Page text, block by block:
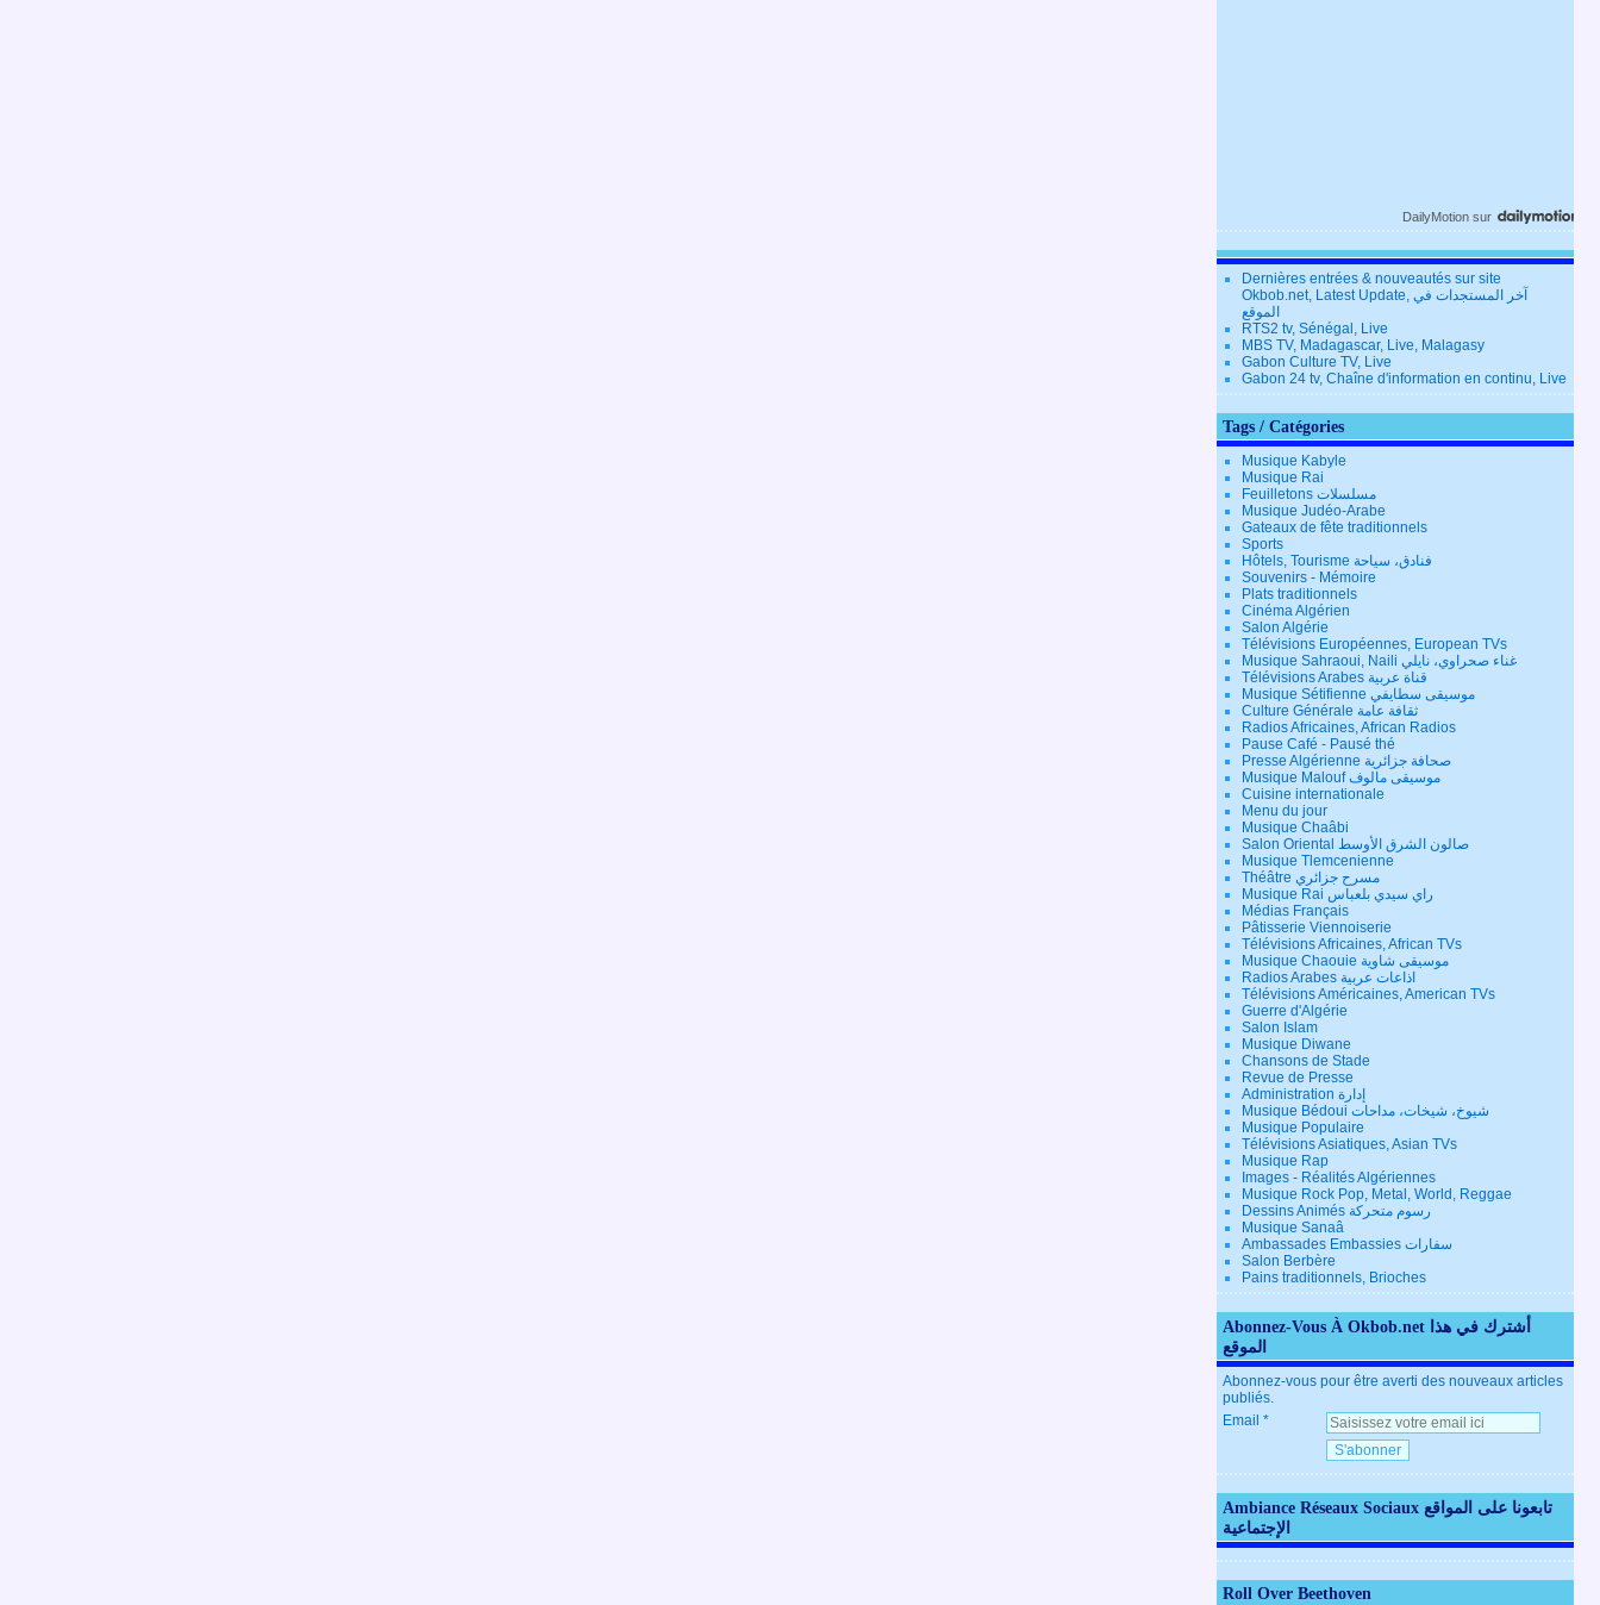
DailyMotion sur
Dernières entrées & nouveautés sur site
Okbob.net, Latest Update, آخر المستجدات في
الموقع
RTS2 tv, Sénégal, Live
MBS TV, Madagascar, Live, Malagasy
Gabon Culture TV, Live
Gabon 24 tv, Chaîne d'information en continu, Live
Tags / Catégories
Musique Kabyle
Musique Rai
Feuilletons مسلسلات
Musique Judéo-Arabe
Gateaux de fête traditionnels
Sports
Hôtels, Tourisme فنادق، سياحة
Souvenirs - Mémoire
Plats traditionnels
Cinéma Algérien
Salon Algérie
Télévisions Européennes, European TVs
Musique Sahraoui, Naili غناء صحراوي، نايلي
Télévisions Arabes قناة عربية
Musique Sétifienne موسيقى سطايفي
Culture Générale ثقافة عامة
Radios Africaines, African Radios
Pause Café - Pausé thé
Presse Algérienne صحافة جزائرية
Musique Malouf موسيقى مالوف
Cuisine internationale
Menu du jour
Musique Chaâbi
Salon Oriental صالون الشرق الأوسط
Musique Tlemcenienne
Théâtre مسرح جزائري
Musique Rai راي سيدي بلعباس
Médias Français
Pâtisserie Viennoiserie
Télévisions Africaines, African TVs
Musique Chaouie موسيقى شاوية
Radios Arabes اذاعات عربية
Télévisions Américaines, American TVs
Guerre d'Algérie
Salon Islam
Musique Diwane
Chansons de Stade
Revue de Presse
Administration إدارة
Musique Bédoui شيوخ، شيخات، مداحات
Musique Populaire
Télévisions Asiatiques, Asian TVs
Musique Rap
Images - Réalités Algériennes
Musique Rock Pop, Metal, World, Reggae
Dessins Animés رسوم متحركة
Musique Sanaâ
Ambassades Embassies سفارات
Salon Berbère
Pains traditionnels, Brioches
Abonnez-Vous À Okbob.net أشترك في هذا
الموقع
Abonnez-vous pour être averti des nouveaux articles
publiés.
Email
Ambiance Réseaux Sociaux تابعونا على المواقع
الإجتماعية
Roll Over Beethoven